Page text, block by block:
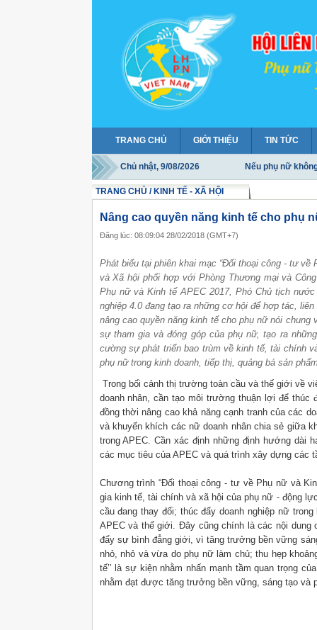
TRANG CHỦ GIỚI THIỆU TIN TỨC
Chủ nhật, 9/08/2026 Nếu phụ nữ
Mỗi người đàn bà
Cả cuộc đời của
TRANG CHỦ / KINH TẾ - XÃ HỘI
Nâng cao quyền năng kinh tế cho phụ
Đăng lúc: 08:09:04 28/02/2018 (GMT+7)
Phát biểu tại phiên khai mạc “Đối thoại công - tư về
và Xã hội phối hợp với Phòng Thương mại và
Phụ nữ và Kinh tế APEC 2017, Phó Chủ tịch
nghiệp 4.0 đang tạo ra những cơ hội để hợp tác,
nâng cao quyền năng kinh tế cho phụ nữ nói
sự tham gia và đóng góp của phụ nữ, tạo ra
cường sự phát triển bao trùm về kinh tế, tài chính
phụ nữ trong kinh doanh, tiếp thị, quảng bá sản
Trong bối cảnh thị trường toàn cầu và thế giới về
doanh nhân, cần tạo môi trường thuận lợi để
đồng thời nâng cao khả năng cạnh tranh của các
và khuyến khích các nữ doanh nhân chia sẻ giữa
trong APEC. Cần xác định những định hướng dài
các mục tiêu của APEC và quá trình xây dựng các
Chương trình “Đối thoại công - tư về Phụ nữ và
gia kinh tế, tài chính và xã hội của phụ nữ - động
cầu đang thay đổi; thúc đẩy doanh nghiệp nữ
APEC và thế giới. Đây cũng chính là các nội dung
đẩy sự bình đẳng giới, vì tăng trưởng bền vững
nhỏ, nhỏ và vừa do phụ nữ làm chủ; thu hẹp
tế’’ là sự kiện nhằm nhấn mạnh tầm quan trọng
nhằm đạt được tăng trưởng bền vững, sáng tạo và